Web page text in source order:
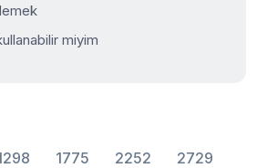
miyim
1775 2252 2729